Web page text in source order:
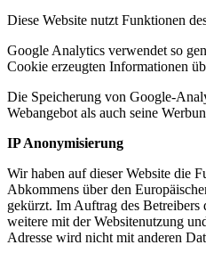
Diese Website nutzt Funktionen
Google Analytics verwendet so
Cookie erzeugten Informationen
Die Speicherung von Google-
Webangebot als auch seine
IP Anonymisierung
Wir haben auf dieser Website die
Abkommens über den
gekürzt. Im Auftrag des Betreibers
weitere mit der Websitenutzung
Adresse wird nicht mit anderen